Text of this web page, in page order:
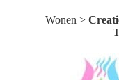
Wonen >